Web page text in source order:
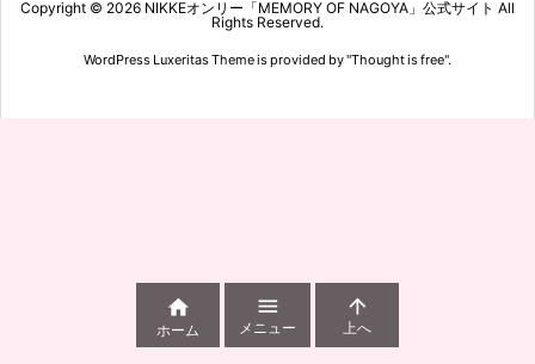
Copyright © 2026 NIKKEオンリー「MEMORY OF NAGOYA」公式サイト All
Rights Reserved.
WordPress Luxeritas Theme is provided by "Thought is free".

ホーム

メニュー

上へ